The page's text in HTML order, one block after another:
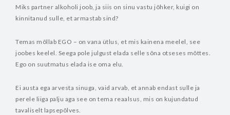
Miks partner alkoholi joob, ja siis on sinu vastu jõhker, kuigi on
kinnitanud sulle, et armastab sind?
Temas mõllab EGO – on vana ütlus, et mis kainena meelel, see
joobes keelel. Seega pole julgust elada selle sõna otseses mõttes.
Ego on suutmatus elada ise oma elu.
Ei austa ega arvesta sinuga, vaid arvab, et annab endast sulle ja
perele liiga palju aga see on tema reaalsus, mis on kujundatud
tavaliselt lapsepõlves.